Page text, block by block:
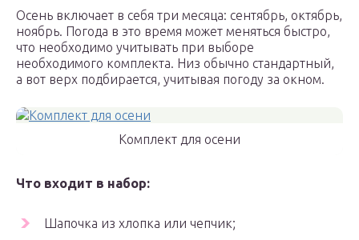
Осень включает в себя три месяца: сентябрь, октябрь,
ноябрь. Погода в это время может меняться быстро,
что необходимо учитывать при выборе
необходимого комплекта. Низ обычно стандартный,
а вот верх подбирается, учитывая погоду за окном.
Комплект для осени
Что входит в набор:
Шапочка из хлопка или чепчик;